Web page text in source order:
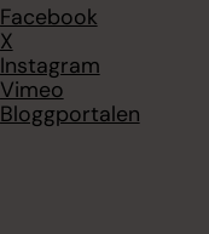
Facebook
X
Instagram
Vimeo
Bloggportalen